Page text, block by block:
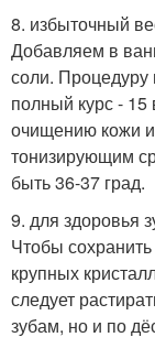
8. избыточный
Добавляем в
соли.
полный курс - 15
очищению кожи
тонизирующим
быть 36-37 град.
9. для здоровья
Чтобы
крупных
следует
зубам, но и по